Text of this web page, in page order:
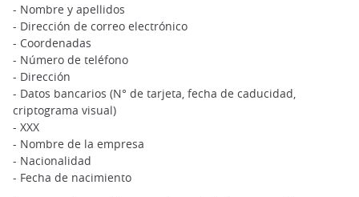
- Nombre y apellidos
- Dirección de correo electrónico
- Coordenadas
- Número de teléfono
- Dirección
- Datos bancarios (N° de tarjeta, fecha de caducidad,
criptograma visual)
- XXX
- Nombre de la empresa
- Nacionalidad
- Fecha de nacimiento